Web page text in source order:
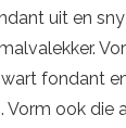
uit en
fondant
Vorm ook die